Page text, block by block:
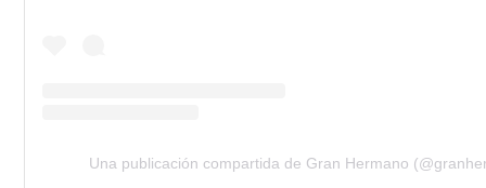
Una publicación compartida de Gran Hermano